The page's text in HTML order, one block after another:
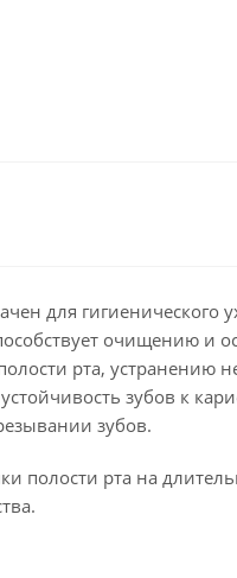
для гигиенического
очищению и
рта, устранению
зубов к
зубов.
полости рта на